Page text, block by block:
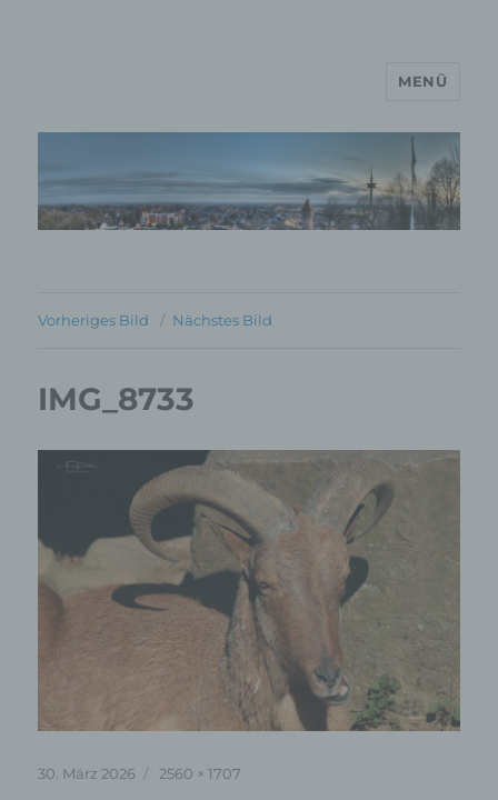
MP Mario Porten Beratung
Training Coaching
MENÜ
Vorheriges Bild Nächstes Bild
IMG_8733
Veröffentlicht
30. März 2026 Originalgröße
2560 × 1707